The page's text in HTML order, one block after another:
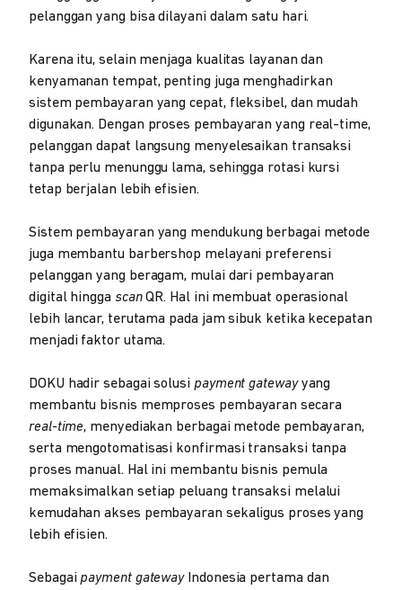
pelanggan yang bisa dilayani dalam satu hari.
Karena itu, selain menjaga kualitas layanan dan
kenyamanan tempat, penting juga menghadirkan
sistem pembayaran yang cepat, fleksibel, dan mudah
digunakan. Dengan proses pembayaran yang real-time,
pelanggan dapat langsung menyelesaikan transaksi
tanpa perlu menunggu lama, sehingga rotasi kursi
tetap berjalan lebih efisien.
Sistem pembayaran yang mendukung berbagai metode
juga membantu barbershop melayani preferensi
pelanggan yang beragam, mulai dari pembayaran
digital hingga scanQR. Hal ini membuat operasional
lebih lancar, terutama pada jam sibuk ketika kecepatan
menjadi faktor utama.
DOKU hadir sebagai solusi payment gatewayyang
membantu bisnis memproses pembayaran secara
real-time, menyediakan berbagai metode pembayaran,
serta mengotomatisasi konfirmasi transaksi tanpa
proses manual. Hal ini membantu bisnis pemula
memaksimalkan setiap peluang transaksi melalui
kemudahan akses pembayaran sekaligus proses yang
lebih efisien.
Sebagai payment gateway Indonesia pertama dan